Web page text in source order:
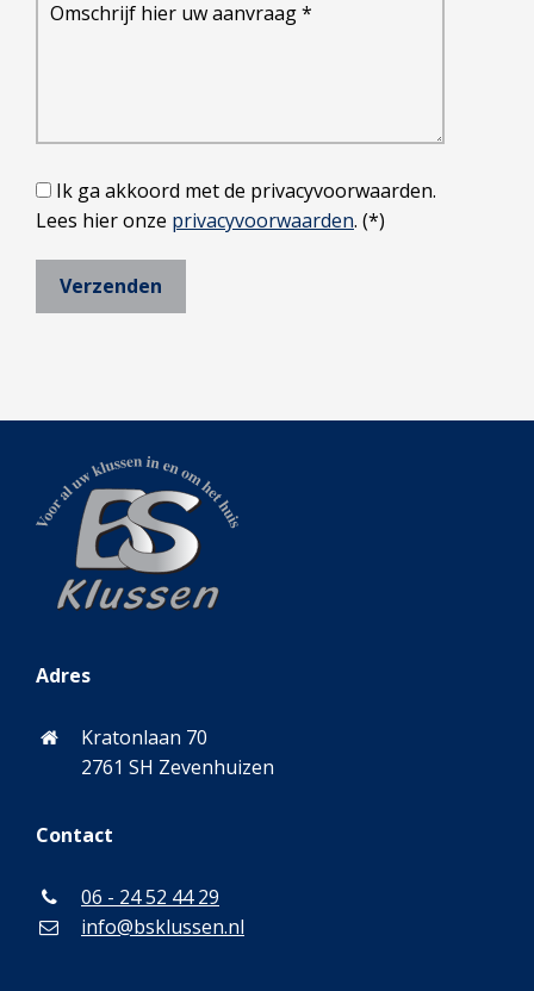
Ik ga akkoord met de privacyvoorwaarden.
Lees hier onze privacyvoorwaarden. (*)
Adres
Kratonlaan 70
2761 SH Zevenhuizen
Contact
06 - 24 52 44 29
info@bsklussen.nl